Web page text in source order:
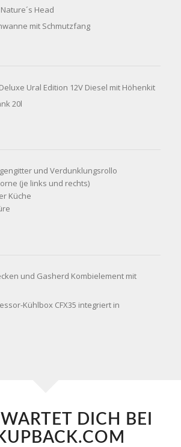
Head
mit Schmutzfang
Ural Edition 12V Diesel mit Höhenkit
20l
und Verdunklungsrollo
(je links und rechts)
Küche
und Gasherd Kombielement mit
Kühlbox CFX35 integriert in
DICH BEI